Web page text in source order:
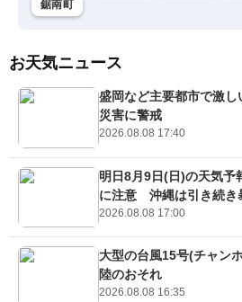
鋸南町
お天気ニュース
盛岡など主要都市で激
災害に警戒
2026.08.08 17:40
明日8月9日(日)の天気
に注意 沖縄は引き続き
2026.08.08 17:00
大型の台風15号(チャン
陸のおそれ
2026.08.08 16:35